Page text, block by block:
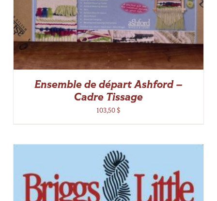
Ensemble de départ Ashford –
Cadre Tissage
103,50$